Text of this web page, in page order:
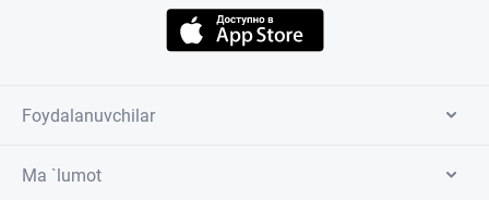
Foydalanuvchilar
Ma `lumot